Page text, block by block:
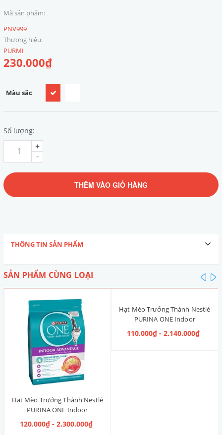
Mã sản phẩm:
PNV999
Thương hiệu:
PURMI
230.000₫
Màu sắc
Số lượng:
-
+
THÊM VÀO GIỎ HÀNG
THÔNG TIN SẢN PHẨM
SẢN PHẨM CÙNG LOẠI
Hạt Mèo Trưởng Thành Nestlé
PURINA ONE Indoor
Advantage Salmon & Tuna [Vị
Cá Hồi & Cá Ngừ]
120.000₫ - 2.300.000₫
Hạt Mèo Trưởng Thành Nestlé
PURINA ONE Indoor
Advantage [Vị Gà]
110.000₫ - 2.140.000₫